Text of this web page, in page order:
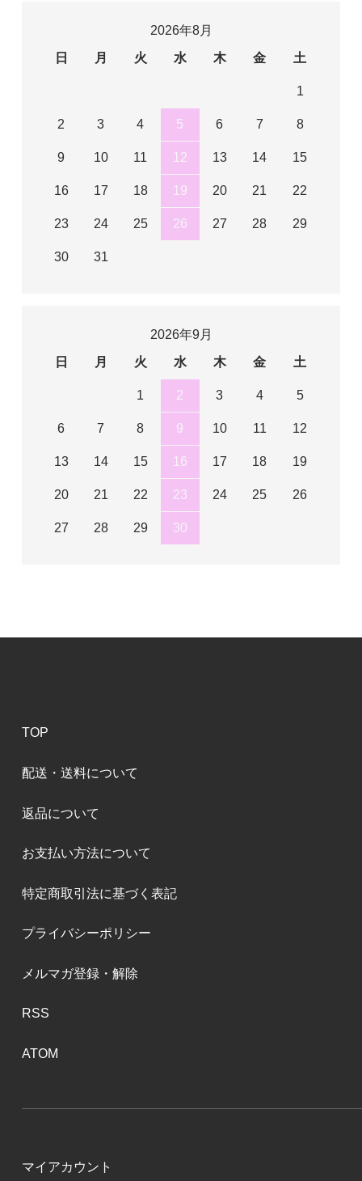
2026年8月
日
月 火 水 木 金 土
1
2 3 4 5 6 7 8
9 10 11 12 13 14 15
16 17 18 19 20 21 22
23 24 25 26 27 28 29
30 31
2026年9月
日
月 火 水 木 金 土
1 2 3 4 5
6 7 8 9 10 11 12
13 14 15 16 17 18 19
20 21 22 23 24 25 26
27 28 29 30
TOP
配送・送料について
返品について
お支払い方法について
特定商取引法に基づく表記
プライバシーポリシー
メルマガ登録・解除
RSS
ATOM
マイアカウント